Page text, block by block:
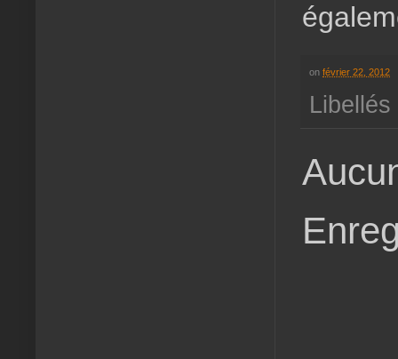
on février 22, 2012